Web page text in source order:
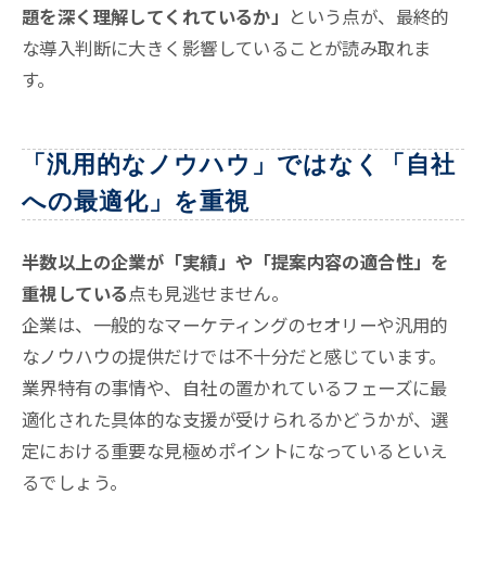
題を深く理解してくれているか」 という点が、最終的
な導入判断に大きく影響していることが読み取れま
す。
「汎用的なノウハウ」ではなく「自社
への最適化」を重視
半数以上の企業が「実績」や「提案内容の適合性」を
重視している点も見逃せません。
企業は、一般的なマーケティングのセオリーや汎用的
なノウハウの提供だけでは不十分だと感じています。
業界特有の事情や、自社の置かれているフェーズに最
適化された具体的な支援が受けられるかどうかが、選
定における重要な見極めポイントになっているといえ
るでしょう。